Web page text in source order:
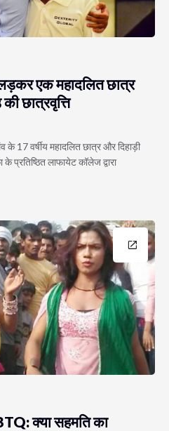
एक महादलित छात्र
छात्रवृत्ति
के 17 वर्षीय महादलित छात्र और दिहाड़ी
प्रतिष्ठित लाफायेट कॉलेज द्वारा
क्या सहमति का